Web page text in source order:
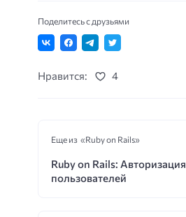
Поделитесь с друзьями
Нравится: 4
Еще из «Ruby on Rails»
Ruby on Rails: Авторизация
пользователей